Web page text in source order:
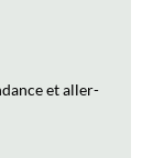
et aller-